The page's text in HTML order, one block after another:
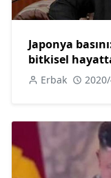
Japonya
bitkisel
Erbak